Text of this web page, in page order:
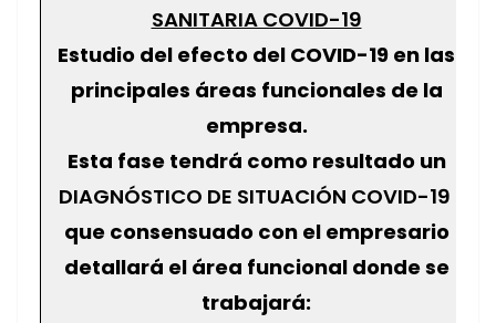
SANITARIA COVID-19
Estudio del efecto del COVID-19 en las
principales áreas funcionales de la
empresa.
Esta fase tendrá como resultado un
DIAGNÓSTICO DE SITUACIÓN COVID-19
que consensuado con el empresario
detallará el área funcional donde se
trabajará: